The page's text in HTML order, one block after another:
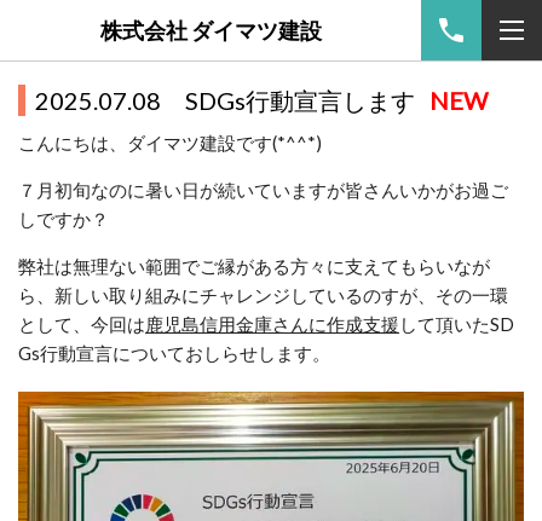
株式会社 ダイマツ建設
2025.07.08 SDGs行動宣言します NEW
こんにちは、ダイマツ建設です(*^^*)
７月初旬なのに暑い日が続いていますが皆さんいかがお過ご
しですか？
弊社は無理ない範囲でご縁がある方々に支えてもらいなが
ら、新しい取り組みにチャレンジしているのすが、その一環
として、今回は鹿児島信用金庫さんに作成支援 して頂いたSD
Gs行動宣言についておしらせします。